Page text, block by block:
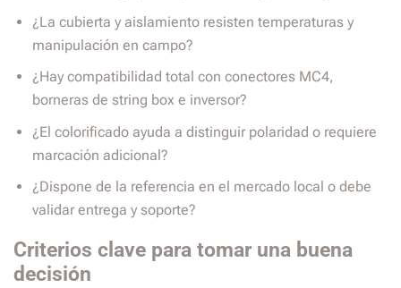
¿La cubierta y aislamiento resisten temperaturas y
manipulación en campo?
¿Hay compatibilidad total con conectores MC4,
borneras de string box e inversor?
¿El colorificado ayuda a distinguir polaridad o requiere
marcación adicional?
¿Dispone de la referencia en el mercado local o debe
validar entrega y soporte?
Criterios clave para tomar una buena
decisión